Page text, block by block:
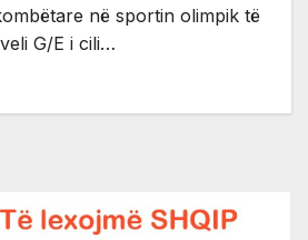
në sportin olimpik të
G/E i cili…